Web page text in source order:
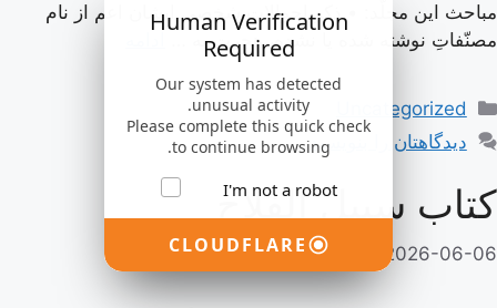
Human Verification
Required
Our system has detected
unusual activity.
Please complete this quick check
to continue browsing.
I'm not a robot
CLOUDFLARE
مباحث این مجلّد: • ذکر احوالات شخصی ایشان اعم از نام
مصنّفاتِ نوشته شده یا نشده، هجرت به …
دسته‌ها
Uncategorized
دیدگاهتان را بنویسید
كتاب سبيل الفلاح
2026-06-06
adminsasdf44rhyut